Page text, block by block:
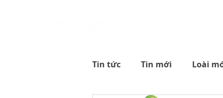
Tin tức Tin mới Loài